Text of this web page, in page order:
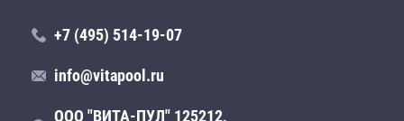
+7 (495) 514-19-07
info@vitapool.ru
ООО "ВИТА-ПУЛ" 125212,